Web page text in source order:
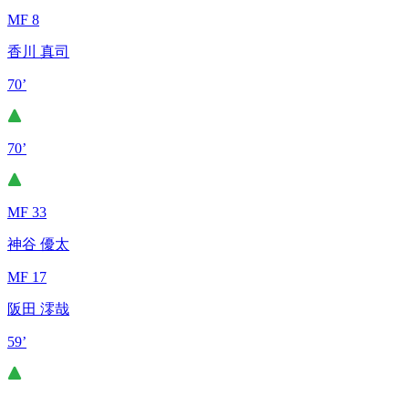
MF 8
香川 真司
70’
70’
MF 33
神谷 優太
MF 17
阪田 澪哉
59’